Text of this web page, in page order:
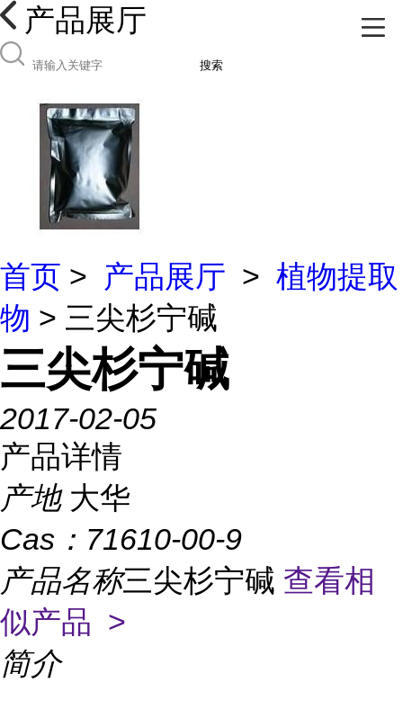
产品展厅
搜索
首页 > 产品展厅 > 植物提取
物 > 三尖杉宁碱
三尖杉宁碱
2017-02-05
产品详情
产地 大华
Cas： 71610-00-9
产品名称三尖杉宁碱 查看相
似产品 >
简介